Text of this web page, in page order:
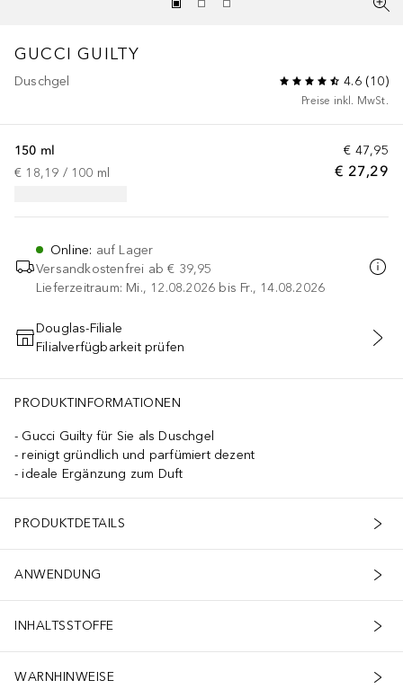
GUCCI GUILTY
Duschgel 4.6(10)
Preise inkl. MwSt.
€ 47,95
€ 27,29
150 ml
€ 18,19 / 100 ml
Online: auf Lager
Versandkostenfrei ab € 39,95
Lieferzeitraum: Mi., 12.08.2026 bis Fr., 14.08.2026
IN DEN WARENKORB
Douglas-Filiale
Filialverfügbarkeit prüfen
PRODUKTINFORMATIONEN
Gucci Guilty für Sie als Duschgel
reinigt gründlich und parfümiert dezent
ideale Ergänzung zum Duft
PRODUKTDETAILS
ANWENDUNG
INHALTSSTOFFE
WARNHINWEISE